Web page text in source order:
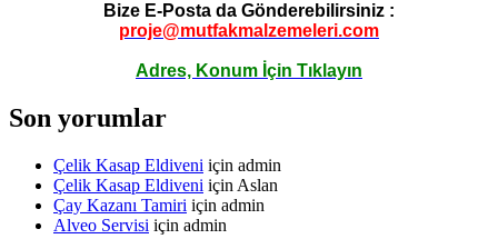
Bize E-Posta da Gönderebilirsiniz :
proje@mutfakmalzemeleri.com
Adres, Konum İçin Tıklayın
Son yorumlar
Çelik Kasap Eldiveni için admin
Çelik Kasap Eldiveni için Aslan
Çay Kazanı Tamiri için admin
Alveo Servisi için admin